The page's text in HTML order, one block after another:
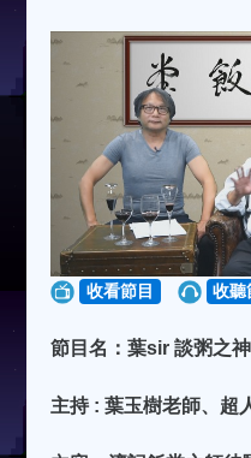
收看節目 收聽
節目名：葉sir 談粥之
主持 : 葉玉樹老師、超